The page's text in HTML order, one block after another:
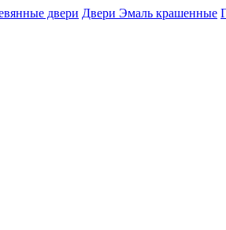
двери Двери Эмаль крашенные